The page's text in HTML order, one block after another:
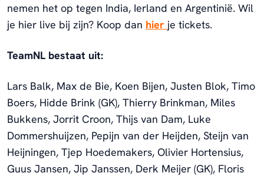
nemen het op tegen India, Ierland en Argentinië. Wil
je hier live bij zijn? Koop dan hier je tickets.
TeamNL bestaat uit:
Lars Balk, Max de Bie, Koen Bijen, Justen Blok, Timo
Boers, Hidde Brink (GK), Thierry Brinkman, Miles
Bukkens, Jorrit Croon, Thijs van Dam, Luke
Dommershuijzen, Pepijn van der Heijden, Steijn van
Heijningen, Tjep Hoedemakers, Olivier Hortensius,
Guus Jansen, Jip Janssen, Derk Meijer (GK), Floris